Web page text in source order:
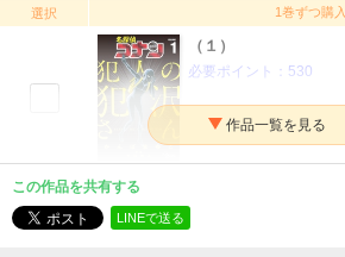
異例のスピードで認知度を上げている、
唯一にして正統なる（？）コナンスピンオフ漫画、
ついに待望の第1巻発売です！
タイトル 名探偵コナン 犯人の犯沢さん
かんばまゆこ／青山剛昌
掲載誌 週刊少年サンデー
出版社 小学館
選択 1巻ずつ購入
（１）
必要ポイント： 530
この作品を共有する
LINEで送る